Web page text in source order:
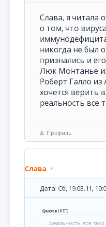
Слава, я читала
о том, что
никогда не был
признались и
Люк Монтанье
Роберт Галло из
хочется верить
реальность все
Профиль
Слава
Дата: Сб, 19.03.11,
Quote(KET)
...реальность все таки